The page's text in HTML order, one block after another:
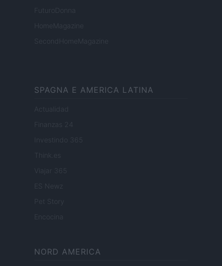
FuturoDonna
HomeMagazine
SecondHomeMagazine
SPAGNA E AMERICA LATINA
Actualidad
Finanzas 24
Investindo 365
Think.es
Viajar 365
ES Newz
Encocina
NORD AMERICA